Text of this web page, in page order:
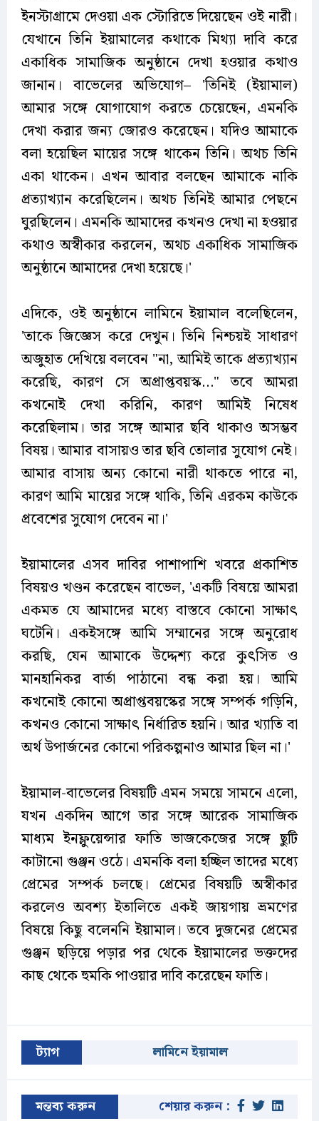
ইনস্টাগ্রামে দেওয়া এক স্টোরিতে দিয়েছেন ওই নারী।
যেখানে তিনি ইয়ামালের কথাকে মিথ্যা দাবি করে
একাধিক সামাজিক অনুষ্ঠানে দেখা হওয়ার কথাও
জানান। বাভেলের অভিযোগ– 'তিনিই (ইয়ামাল)
আমার সঙ্গে যোগাযোগ করতে চেয়েছেন, এমনকি
দেখা করার জন্য জোরও করেছেন। যদিও আমাকে
বলা হয়েছিল মায়ের সঙ্গে থাকেন তিনি। অথচ তিনি
একা থাকেন। এখন আবার বলছেন আমাকে নাকি
প্রত্যাখ্যান করেছিলেন। অথচ তিনিই আমার পেছনে
ঘুরছিলেন। এমনকি আমাদের কখনও দেখা না হওয়ার
কথাও অস্বীকার করলেন, অথচ একাধিক সামাজিক
অনুষ্ঠানে আমাদের দেখা হয়েছে।'
এদিকে, ওই অনুষ্ঠানে লামিনে ইয়ামাল বলেছিলেন,
'তাকে জিজ্ঞেস করে দেখুন। তিনি নিশ্চয়ই সাধারণ
অজুহাত দেখিয়ে বলবেন "না, আমিই তাকে প্রত্যাখ্যান
করেছি, কারণ সে অপ্রাপ্তবয়স্ক…" তবে আমরা
কখনোই দেখা করিনি, কারণ আমিই নিষেধ
করেছিলাম। তার সঙ্গে আমার ছবি থাকাও অসম্ভব
বিষয়। আমার বাসায়ও তার ছবি তোলার সুযোগ নেই।
আমার বাসায় অন্য কোনো নারী থাকতে পারে না,
কারণ আমি মায়ের সঙ্গে থাকি, তিনি এরকম কাউকে
প্রবেশের সুযোগ দেবেন না।'
ইয়ামালের এসব দাবির পাশাপাশি খবরে প্রকাশিত
বিষয়ও খণ্ডন করেছেন বাভেল, 'একটি বিষয়ে আমরা
একমত যে আমাদের মধ্যে বাস্তবে কোনো সাক্ষাৎ
ঘটেনি। একইসঙ্গে আমি সম্মানের সঙ্গে অনুরোধ
করছি, যেন আমাকে উদ্দেশ্য করে কুৎসিত ও
মানহানিকর বার্তা পাঠানো বন্ধ করা হয়। আমি
কখনোই কোনো অপ্রাপ্তবয়স্কের সঙ্গে সম্পর্ক গড়িনি,
কখনও কোনো সাক্ষাৎ নির্ধারিত হয়নি। আর খ্যাতি বা
অর্থ উপার্জনের কোনো পরিকল্পনাও আমার ছিল না।'
ইয়ামাল-বাভেলের বিষয়টি এমন সময়ে সামনে এলো,
যখন একদিন আগে তার সঙ্গে আরেক সামাজিক
মাধ্যম ইনফ্লুয়েন্সার ফাতি ভাজকেজের সঙ্গে ছুটি
কাটানো গুঞ্জন ওঠে। এমনকি বলা হচ্ছিল তাদের মধ্যে
প্রেমের সম্পর্ক চলছে। প্রেমের বিষয়টি অস্বীকার
করলেও অবশ্য ইতালিতে একই জায়গায় ভ্রমণের
বিষয়ে কিছু বলেননি ইয়ামাল। তবে দুজনের প্রেমের
গুঞ্জন ছড়িয়ে পড়ার পর থেকে ইয়ামালের ভক্তদের
কাছ থেকে হুমকি পাওয়ার দাবি করেছেন ফাতি।
ট্যাগ লামিনে ইয়ামাল
মন্তব্য করুন শেয়ার করুন :